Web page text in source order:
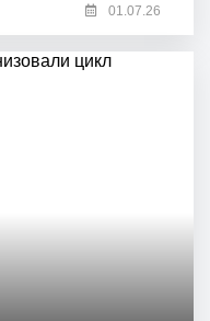
01.07.26